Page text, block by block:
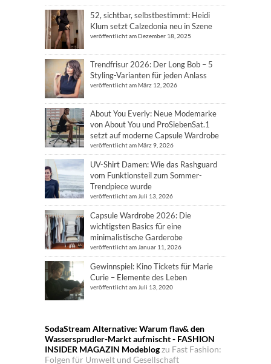
52, sichtbar, selbstbestimmt: Heidi
Klum setzt Calzedonia neu in Szene
veröffentlicht am Dezember 18, 2025
Trendfrisur 2026: Der Long Bob – 5
Styling-Varianten für jeden Anlass
veröffentlicht am März 12, 2026
About You Everly: Neue Modemarke
von About You und ProSiebenSat.1
setzt auf moderne Capsule Wardrobe
veröffentlicht am März 9, 2026
UV-Shirt Damen: Wie das Rashguard
vom Funktionsteil zum Sommer-
Trendpiece wurde
veröffentlicht am Juli 13, 2026
Capsule Wardrobe 2026: Die
wichtigsten Basics für eine
minimalistische Garderobe
veröffentlicht am Januar 11, 2026
Gewinnspiel: Kino Tickets für Marie
Curie – Elemente des Leben
veröffentlicht am Juli 13, 2020
SodaStream Alternative: Warum flav& den
Wassersprudler-Markt aufmischt - FASHION
INSIDER MAGAZIN Modeblogzu Fast Fashion:
Folgen für Umwelt und Gesellschaft